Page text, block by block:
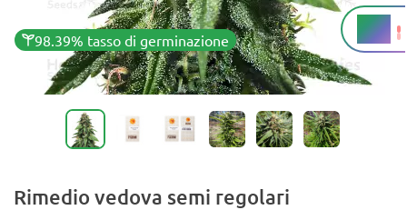
98.39% tasso di germinazione
18%
THC
Rimedio vedova semi regolari